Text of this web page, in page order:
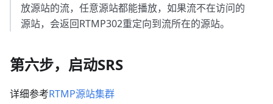
放源站的流，任意源站都能播放，如果流不在访问的
源站，会返回RTMP302重定向到流所在的源站。
第六步，启动SRS
详细参考RTMP源站集群